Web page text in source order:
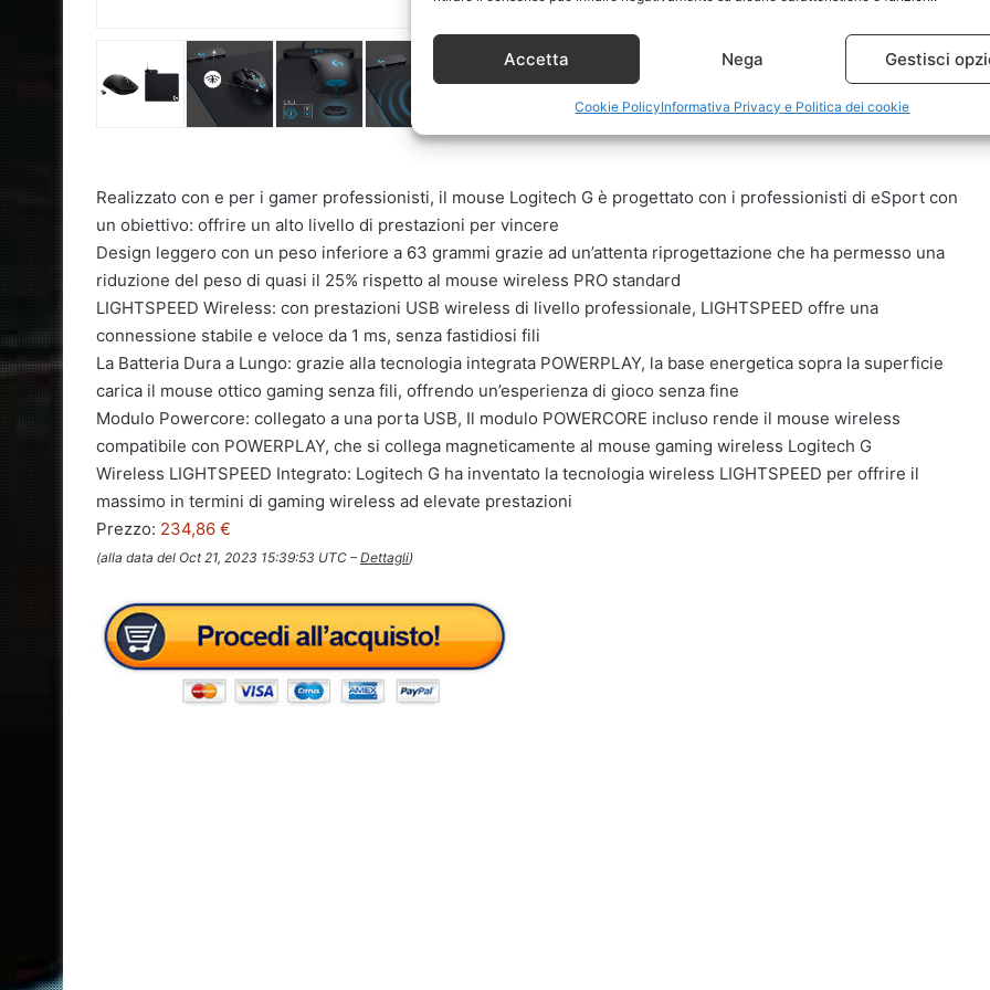
Accetta Nega Gestisci
Cookie PolicyInformativa Privacy e Politica dei cookie
Realizzato con e per i gamer professionisti, il mouse Logitech G è progettato con i professionisti di eSport con
un obiettivo: offrire un alto livello di prestazioni per vincere
Design leggero con un peso inferiore a 63 grammi grazie ad un’attenta riprogettazione che ha permesso una
riduzione del peso di quasi il 25% rispetto al mouse wireless PRO standard
LIGHTSPEED Wireless: con prestazioni USB wireless di livello professionale, LIGHTSPEED offre una
connessione stabile e veloce da 1 ms, senza fastidiosi fili
La Batteria Dura a Lungo: grazie alla tecnologia integrata POWERPLAY, la base energetica sopra la superficie
carica il mouse ottico gaming senza fili, offrendo un’esperienza di gioco senza fine
Modulo Powercore: collegato a una porta USB, Il modulo POWERCORE incluso rende il mouse wireless
compatibile con POWERPLAY, che si collega magneticamente al mouse gaming wireless Logitech G
Wireless LIGHTSPEED Integrato: Logitech G ha inventato la tecnologia wireless LIGHTSPEED per offrire il
massimo in termini di gaming wireless ad elevate prestazioni
Prezzo: 234,86 €
(alla data del Oct 21, 2023 15:39:53 UTC –Dettagli)